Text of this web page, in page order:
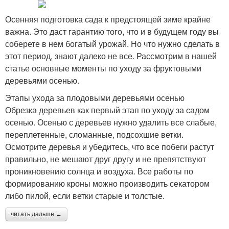
Осенняя подготовка сада к предстоящей зиме крайне
важна. Это даст гарантию того, что и в будущем году вы
соберете в нем богатый урожай. Но что нужно сделать в
этот период, знают далеко не все. Рассмотрим в нашей
статье основные моменты по уходу за фруктовыми
деревьями осенью.
Этапы ухода за плодовыми деревьями осенью
Обрезка деревьев как первый этап по уходу за садом
осенью. Осенью с деревьев нужно удалить все слабые,
переплетенные, сломанные, подсохшие ветки.
Осмотрите деревья и убедитесь, что все побеги растут
правильно, не мешают друг другу и не препятствуют
проникновению солнца и воздуха. Все работы по
формированию кроны можно производить секатором
либо пилой, если ветки старые и толстые.
читать дальше →